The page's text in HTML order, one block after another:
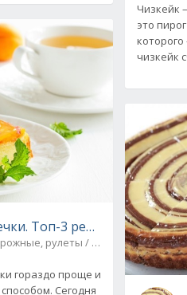
Топ-3 рецепта с фото
рулеты / Десерты
гораздо проще и
Сегодня
Чизкейк
это
чизкейк